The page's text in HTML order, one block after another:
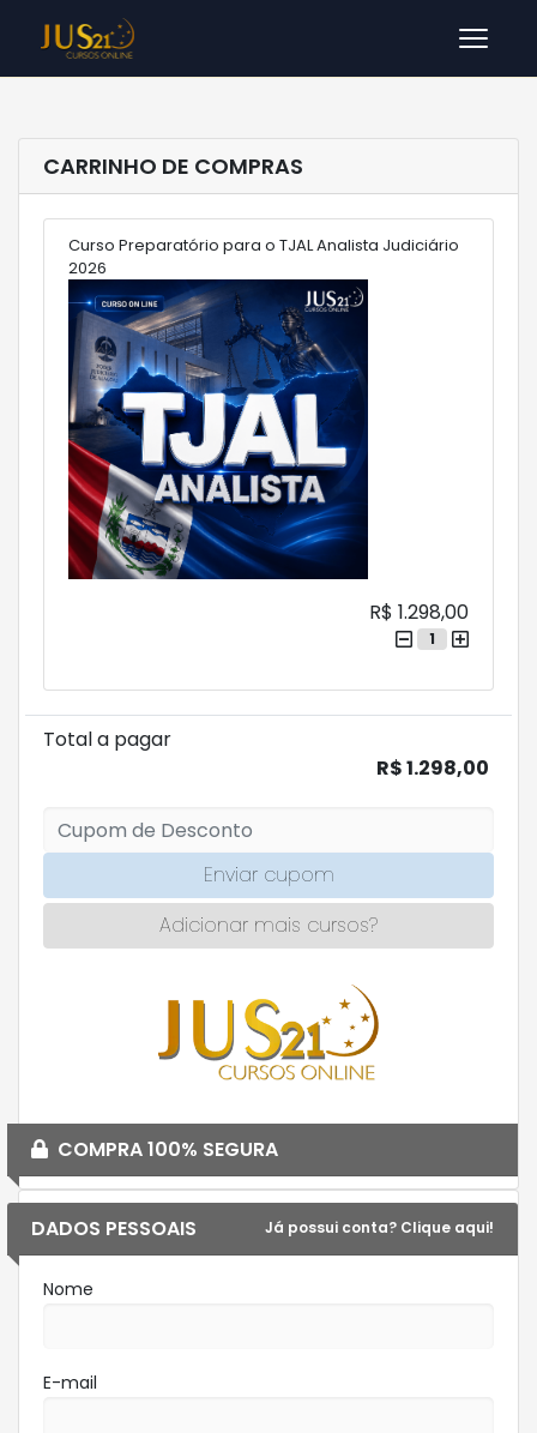
DADOS PESSOAIS Já possui conta? Clique aqui!
Nome
E-mail
CARRINHO DE COMPRAS
Curso Preparatório para o TJAL Analista Judiciário
2026
R$ 1.298,00
1
Total a pagar
R$ 1.298,00
Enviar cupom
Adicionar mais cursos?
COMPRA 100% SEGURA